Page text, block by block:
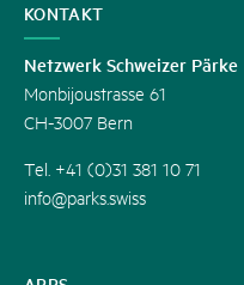
KONTAKT
Netzwerk Schweizer Pärke
Monbijoustrasse 61
CH-3007 Bern
Tel. +41 (0)31 381 10 71
info@parks.swiss